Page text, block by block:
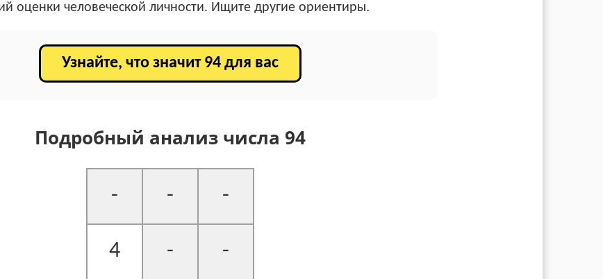
оценки человеческой личности. Ищите другие ориентиры.
Узнайте, что значит 94 для вас
Подробный анализ числа 94
- - -
4 - -